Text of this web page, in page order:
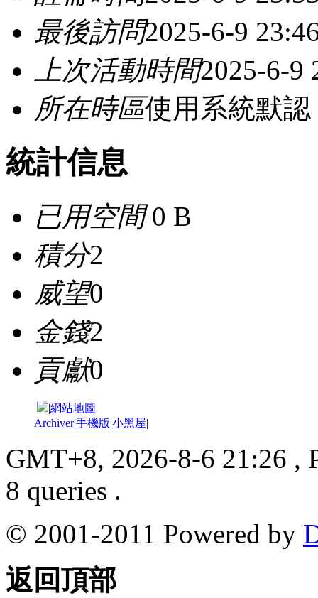
最後訪問2025-6-9
上次活動時間2025-6-9
所在時區使用系統默認
統計信息
已用空間0 B
積分2
威望0
金錢2
貢獻0
|網站地圖
Archiver|手機版|小黑屋|
GMT+8, 2026-8-6 21:26 ,
8 queries .
© 2001-2011 Powered by
返回頂部